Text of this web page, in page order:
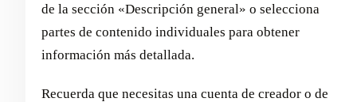
de la sección «Descripción general» o selecciona
partes de contenido individuales para obtener
información más detallada.
Recuerda que necesitas una cuenta de creador o de